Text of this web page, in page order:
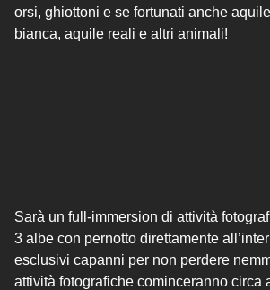
orsi, ghiottoni e se fortunati anche
bianca, aquile reali e altri animali!
Sarà un full-immersion di attività
3 albe con pernotto direttamente
esclusivi capanni per non perdere
attività fotografiche cominceranno circa